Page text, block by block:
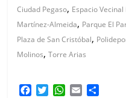
Ciudad Pegaso, Espacio
Martínez-Almeida, Parque El
Plaza de San Cristóbal,
Molinos,Torre Arias
W